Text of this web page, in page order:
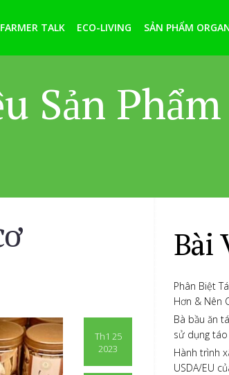
FARMER TALK ECO-LIVING SẢN PHẨM
Sản
Th1 25
2023
Bài
Phân Biệt
Hơn & Nên
Bà bầu ăn
sử dụng
Hành trình
USDA/EU